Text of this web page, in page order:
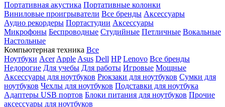
Портативная акустика Портативные колонки
Виниловые проигрыватели Все бренды Аксессуары
Аудио рекордеры Портастудии Аксессуары
Микрофоны Беспроводные Студийные Петличные Вокальные
Настольные
Компьютерная техника Все
Ноутбуки Acer Apple Asus Dell HP Lenovo Все бренды
Недорогие Для учебы Для работы Игровые Мощные
Аксессуары для ноутбуков Рюкзаки для ноутбуков Сумки для
ноутбуков Чехлы для ноутбуков Подставки для ноутбука
Адаптеры USB портов Блоки питания для ноутбуков Прочие
аксессуары для ноутбуков